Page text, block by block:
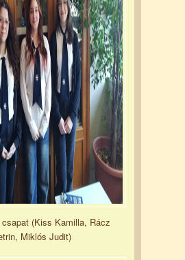
(Kiss Kamilla, Rácz
Miklós Judit)